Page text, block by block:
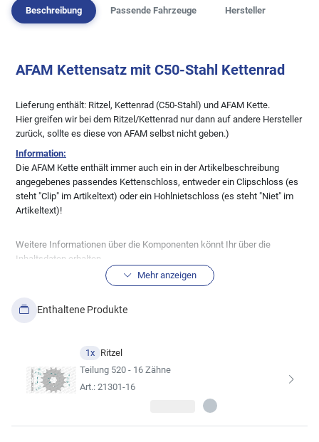
Beschreibung Passende Fahrzeuge Hersteller
AFAM Kettensatz mit C50-Stahl Kettenrad
Lieferung enthält: Ritzel, Kettenrad (C50-Stahl) und AFAM Kette.
Hier greifen wir bei dem Ritzel/Kettenrad nur dann auf andere Hersteller
zurück, sollte es diese von AFAM selbst nicht geben.)
Information:
Die AFAM Kette enthält immer auch ein in der Artikelbeschreibung
angegebenes passendes Kettenschloss, entweder ein Clipschloss (es
steht "Clip" im Artikeltext) oder ein Hohlnietschloss (es steht "Niet" im
Artikeltext)!
Weitere Informationen über die Komponenten könnt Ihr über die
Inhaltsdaten erhalten.
BITTE prüft auch anhand der technischen Zeichnung der
soweit Euch das möglich ist um Fehler zu vermeiden!
Standardausführung geliefert! Sonderanfertigungen, wie
Ritzel/Räder mit Schlammnuten etc. bedürfen der
gesonderten Anfrage per Mail.
Solltet Ihr eine andere Übersetzung wünschen, könnt Ihr diese über den
Mehr anzeigen
Enthaltene Produkte
1x Ritzel
Teilung 520 - 16 Zähne
Art.: 21301-16